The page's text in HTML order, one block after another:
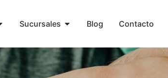
Sucursales Blog Contacto